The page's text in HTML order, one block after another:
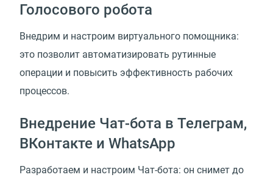
Голосового робота
Внедрим и настроим виртуального помощника:
это позволит автоматизировать рутинные
операции и повысить эффективность рабочих
процессов.
Внедрение Чат-бота в Телеграм,
ВКонтакте и WhatsApp
Разработаем и настроим Чат-бота: он снимет до